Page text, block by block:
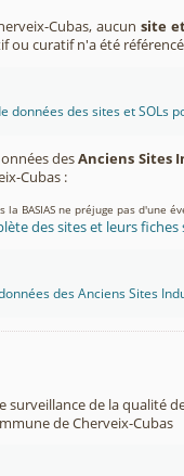
Cubas, aucunsite
ou curatif n'a été
données des sites et SOLs
desAnciens Sites
Cubas :
BASIAS ne préjuge pas d'une
des sites et leurs
des Anciens Sites
surveillance de la qualité
de Cherveix-Cubas